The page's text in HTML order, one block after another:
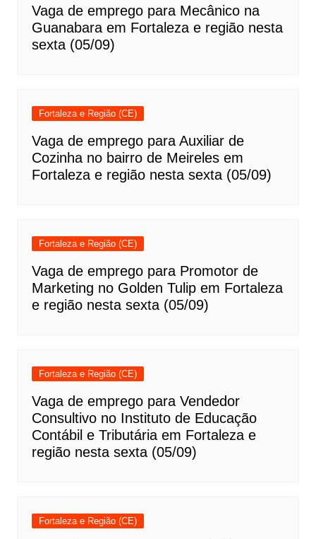
Vaga de emprego para Mecânico na
Guanabara em Fortaleza e região nesta
sexta (05/09)
Fortaleza e Região (CE)
Vaga de emprego para Auxiliar de
Cozinha no bairro de Meireles em
Fortaleza e região nesta sexta (05/09)
Fortaleza e Região (CE)
Vaga de emprego para Promotor de
Marketing no Golden Tulip em Fortaleza
e região nesta sexta (05/09)
Fortaleza e Região (CE)
Vaga de emprego para Vendedor
Consultivo no Instituto de Educação
Contábil e Tributária em Fortaleza e
região nesta sexta (05/09)
Fortaleza e Região (CE)